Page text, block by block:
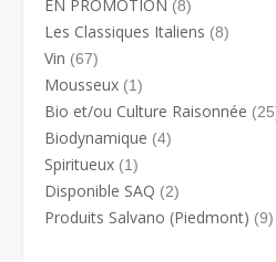
EN PROMOTION (8)
Les Classiques Italiens (8)
Vin (67)
Mousseux (1)
Bio et/ou Culture Raisonnée
Biodynamique (4)
Spiritueux (1)
Disponible SAQ (2)
Produits Salvano (Piedmont) (9)